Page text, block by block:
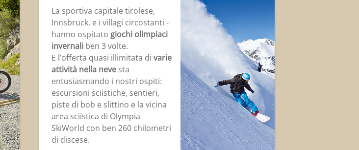
La sportiva capitale tirolese,
Innsbruck, e i villagi circostanti -
hanno ospitato giochi olimpiaci
invernali ben 3 volte.
E l’offerta quasi illimitata di varie
attività nella neve sta
entusiasmando i nostri ospiti:
escursioni sciistiche, sentieri,
piste di bob e slittino e la vicina
area sciistica di Olympia
SkiWorld con ben 260 chilometri
di discese.